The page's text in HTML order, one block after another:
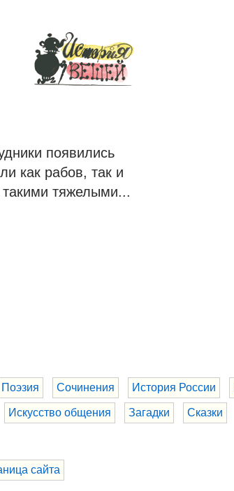
появились
как рабов, так и
тяжелыми...
Поэзия Сочинения История России
Искусство общения Загадки Сказки
сайта